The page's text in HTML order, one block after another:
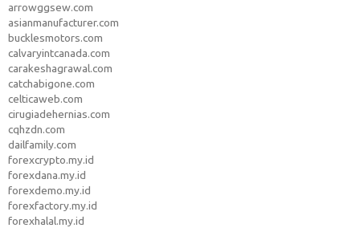
arrowggsew.com
asianmanufacturer.com
bucklesmotors.com
calvaryintcanada.com
carakeshagrawal.com
catchabigone.com
celticaweb.com
cirugiadehernias.com
cqhzdn.com
dailfamily.com
forexcrypto.my.id
forexdana.my.id
forexdemo.my.id
forexfactory.my.id
forexhalal.my.id